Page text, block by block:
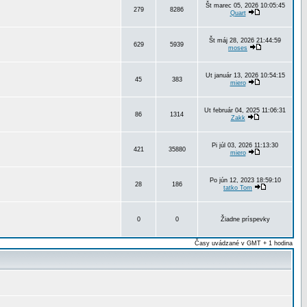
279 8286
Št marec 05, 2026 10:05:45
Quart
629 5939
Št máj 28, 2026 21:44:59
moses
45 383
Ut január 13, 2026 10:54:15
miero
86 1314
Ut február 04, 2025 11:06:31
Zakk
421 35880
Pi júl 03, 2026 11:13:30
miero
28 186
Po jún 12, 2023 18:59:10
tatko Tom
0 0 Žiadne príspevky
Časy uvádzané v GMT + 1 hodina